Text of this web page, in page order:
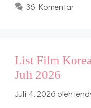
36 Komentar
List Film
Juli 2026
Juli 4, 2026 oleh